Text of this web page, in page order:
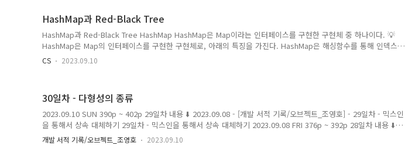
포함한다. 자식 클래스의 인스턴스는 자동으로 부모..
HashMap과 Red-Black Tree
HashMap과 Red-Black Tree HashMap HashMap은 Map이라는 인터페이스를 구현한 구현체 중 하나이다. 💡
HashMap은 Map의 인터페이스를 구현한 구현체로, 아래의 특징을 가진다. HashMap은 해싱함수를 통해 인덱스
를 산출한다. HashMap은 인덱스를 통한 접근으로 시간 복잡도 O(1)의 빠른 성능을 자랑한다. key는 무한하지만
CS 2023.09.10
30일차 - 다형성의 종류
2023.09.10 SUN 390p ~ 402p 29일차 내용 ⬇️ 2023.09.08 - [개발 서적 기록/오브젝트_조영호] - 29일차 - 믹스인
을 통해서 상속 대체하기 29일차 - 믹스인을 통해서 상속 대체하기 2023.09.08 FRI 376p ~ 392p 28일차 내용 ⬇️
2023.09.07 - [개발 서적 기록/오브젝트_조영호] - 27, 28일차 - 합성을 통해 상속의 한계 해결하기 27, 28일차 - 합
성을 통해 상속의 한계 해결하기 2023.09.07 THU 346p ~ magenta-ming.tistory.com 상속을 코드를 재사용하
개발 서적 기록/오브젝트_조영호 2023.09.10